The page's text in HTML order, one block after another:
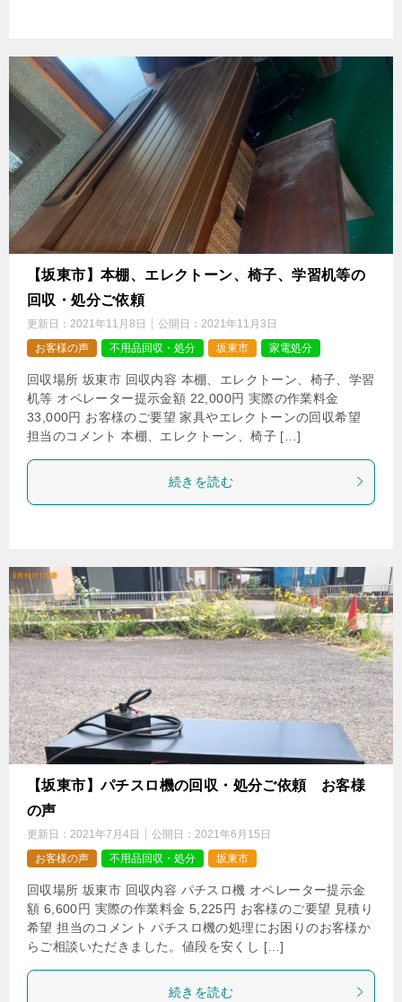
【坂東市】本棚、エレクトーン、椅子、学習机等の
回収・処分ご依頼
更新日： 2021年11月8日 公開日： 2021年11月3日
お客様の声
不用品回収・処分 坂東市 家電処分
回収場所 坂東市 回収内容 本棚、エレクトーン、椅子、学習
机等 オペレーター提示金額 22,000円 実際の作業料金
33,000円 お客様のご要望 家具やエレクトーンの回収希望
担当のコメント 本棚、エレクトーン、椅子 […]
続きを読む
【坂東市】パチスロ機の回収・処分ご依頼 お客様
の声
更新日： 2021年7月4日 公開日： 2021年6月15日
お客様の声
不用品回収・処分 坂東市
回収場所 坂東市 回収内容 パチスロ機 オペレーター提示金
額 6,600円 実際の作業料金 5,225円 お客様のご要望 見積り
希望 担当のコメント パチスロ機の処理にお困りのお客様か
らご相談いただきました。値段を安くし […]
続きを読む